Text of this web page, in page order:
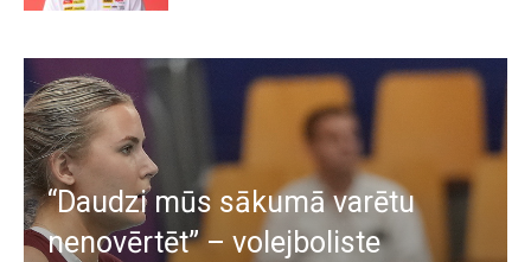
“Daudzi mūs sākumā varētu
nenovērtēt” – volejboliste